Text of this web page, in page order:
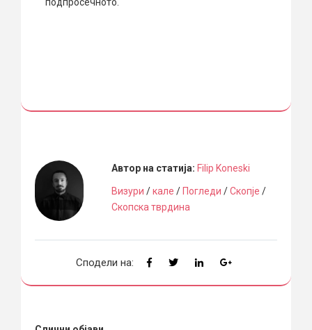
Автор на статија: Filip Koneski
Визури /кале / Погледи /Скопје /
Скопска тврдина
Сподели на: